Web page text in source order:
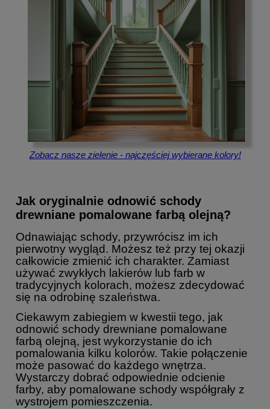
Zobacz nasze zielenie - najczęściej wybierane kolory!
Jak oryginalnie odnowić schody
drewniane pomalowane farbą olejną?
Odnawiając schody, przywrócisz im ich
pierwotny wygląd. Możesz też przy tej okazji
całkowicie zmienić ich charakter. Zamiast
używać zwykłych lakierów lub farb w
tradycyjnych kolorach, możesz zdecydować
się na odrobinę szaleństwa.
Ciekawym zabiegiem w kwestii tego, jak
odnowić schody drewniane pomalowane
farbą olejną, jest wykorzystanie do ich
pomalowania kilku kolorów. Takie połączenie
może pasować do każdego wnętrza.
Wystarczy dobrać odpowiednie odcienie
farby, aby pomalowane schody współgrały z
wystrojem pomieszczenia.